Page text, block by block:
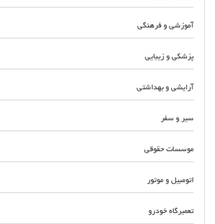
آموزشی و فرهنگی
پزشکی و زیبایی
آرایشی و بهداشتی
سیر و سفر
موسسات حقوقی
اتومبیل و موتور
تعمیرگاه خودرو